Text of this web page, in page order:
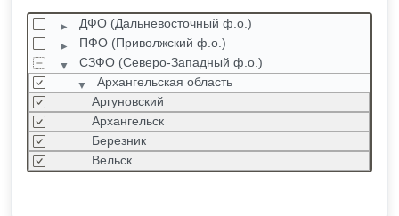
ДФО (Дальневосточный ф.о.)
ПФО (Приволжский ф.о.)
СЗФО (Северо-Западный ф.о.)
Архангельская область
Аргуновский
Архангельск
Березник
Вельск